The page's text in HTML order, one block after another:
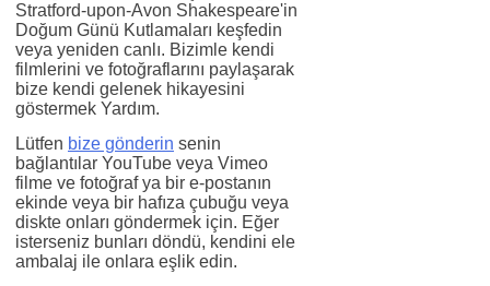
Stratford-upon-Avon Shakespeare'in
Doğum Günü Kutlamaları keşfedin
veya yeniden canlı. Bizimle kendi
filmlerini ve fotoğraflarını paylaşarak
bize kendi gelenek hikayesini
göstermek Yardım.
Lütfen bize gönderin senin
bağlantılar YouTube veya Vimeo
filme ve fotoğraf ya bir e-postanın
ekinde veya bir hafıza çubuğu veya
diskte onları göndermek için. Eğer
isterseniz bunları döndü, kendini ele
ambalaj ile onlara eşlik edin.